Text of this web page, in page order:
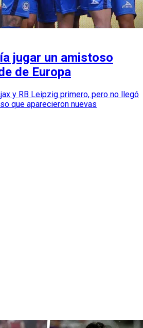
jugar un amistoso
de Europa
y RB Leipzig primero, pero no llegó
que aparecieron nuevas